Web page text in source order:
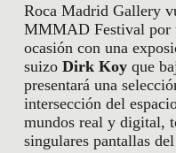
Roca Madrid Gallery
MMMAD Festival por
ocasión con una
suizoDirk Koy que
presentará una
intersección del
mundos real y digital,
singulares pantallas